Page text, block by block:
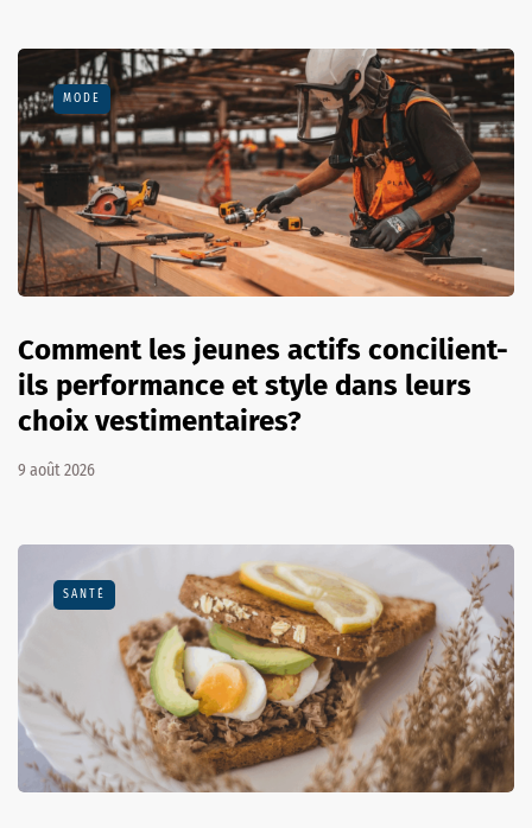
MODE
Comment les jeunes actifs concilient-
ils performance et style dans leurs
choix vestimentaires?
9 août 2026
SANTÉ